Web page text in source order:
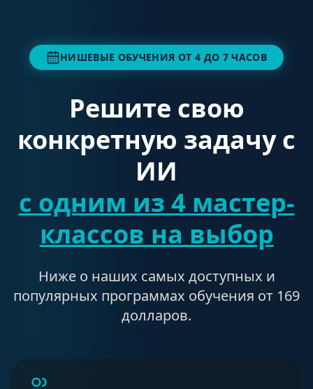
НИШЕВЫЕ ОБУЧЕНИЯ ОТ 4 ДО 7 ЧАСОВ
Решите свою
конкретную задачу с
ИИ
с одним из 4 мастер-
классов на выбор
Ниже о наших самых доступных и
популярных программах обучения от 169
долларов.